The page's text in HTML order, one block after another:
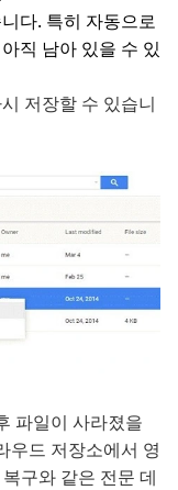
다. 특히 자동으로
직 남아 있을 수 있
저장할 수 있습니
파일이 사라졌을
우드 저장소에서 영
구와 같은 전문 데